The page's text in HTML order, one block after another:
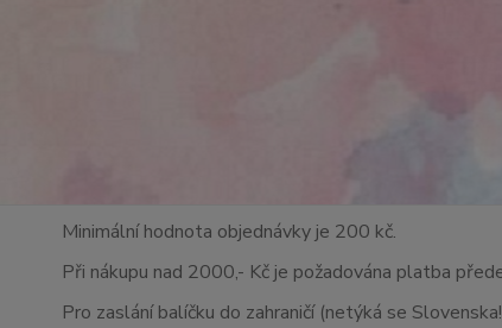
Minimální hodnota objednávky je 200 kč.
Při nákupu nad 2000,- Kč je požadována platba
Pro zaslání balíčku do zahraničí (netýká se